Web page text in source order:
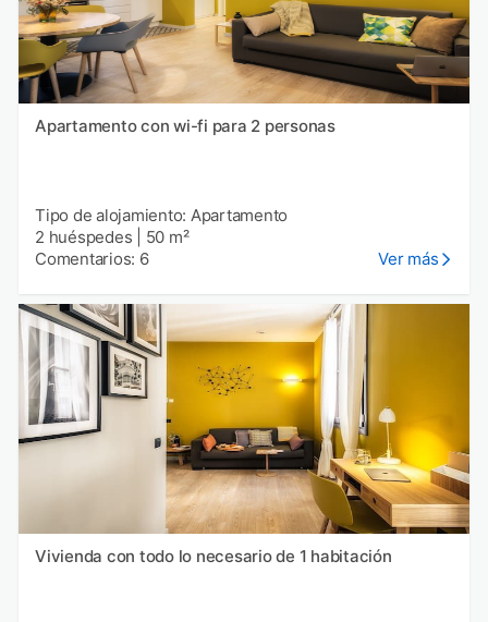
Apartamento con wi-fi para 2 personas
Tipo de alojamiento: Apartamento
2 huéspedes
50 m²
Comentarios: 6
Ver más
Vivienda con todo lo necesario de 1 habitación